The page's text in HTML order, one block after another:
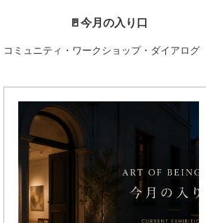
🚪今月の入り口
コミュニティ・ワークショップ・ダイアログ